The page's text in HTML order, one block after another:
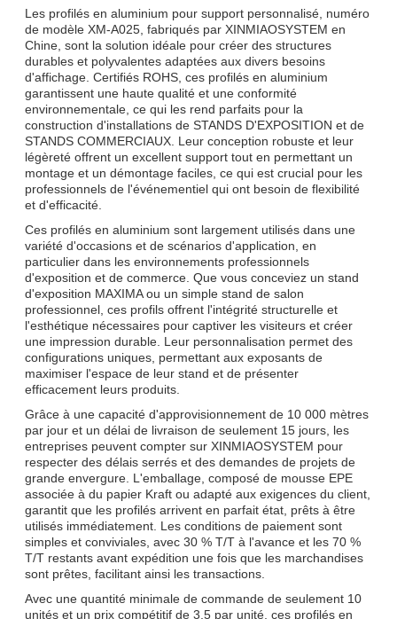
SOUMETTRE
Les profilés en aluminium pour support personnalisé, numéro
de modèle XM-A025, fabriqués par XINMIAOSYSTEM en
Chine, sont la solution idéale pour créer des structures
durables et polyvalentes adaptées aux divers besoins
d'affichage. Certifiés ROHS, ces profilés en aluminium
garantissent une haute qualité et une conformité
environnementale, ce qui les rend parfaits pour la
construction d'installations de STANDS D'EXPOSITION et de
STANDS COMMERCIAUX. Leur conception robuste et leur
légèreté offrent un excellent support tout en permettant un
montage et un démontage faciles, ce qui est crucial pour les
professionnels de l'événementiel qui ont besoin de flexibilité
et d'efficacité.
Ces profilés en aluminium sont largement utilisés dans une
variété d'occasions et de scénarios d'application, en
particulier dans les environnements professionnels
d'exposition et de commerce. Que vous conceviez un stand
d'exposition MAXIMA ou un simple stand de salon
professionnel, ces profils offrent l'intégrité structurelle et
l'esthétique nécessaires pour captiver les visiteurs et créer
une impression durable. Leur personnalisation permet des
configurations uniques, permettant aux exposants de
maximiser l'espace de leur stand et de présenter
efficacement leurs produits.
Grâce à une capacité d'approvisionnement de 10 000 mètres
par jour et un délai de livraison de seulement 15 jours, les
entreprises peuvent compter sur XINMIAOSYSTEM pour
respecter des délais serrés et des demandes de projets de
grande envergure. L'emballage, composé de mousse EPE
associée à du papier Kraft ou adapté aux exigences du client,
garantit que les profilés arrivent en parfait état, prêts à être
utilisés immédiatement. Les conditions de paiement sont
simples et conviviales, avec 30 % T/T à l'avance et les 70 %
T/T restants avant expédition une fois que les marchandises
sont prêtes, facilitant ainsi les transactions.
Avec une quantité minimale de commande de seulement 10
unités et un prix compétitif de 3,5 par unité, ces profilés en